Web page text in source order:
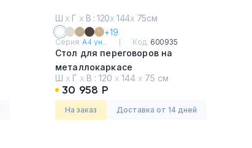
Ш х Г х В : 120х 144х 75см
+19
Серия:А4 ун... Код: 600935
Стол для переговоров на
металлокаркасе
Белый премиум
Ш х Г х В : 120 х 144 х 75 см
30 958 Р
На заказ Доставка от 14 дней